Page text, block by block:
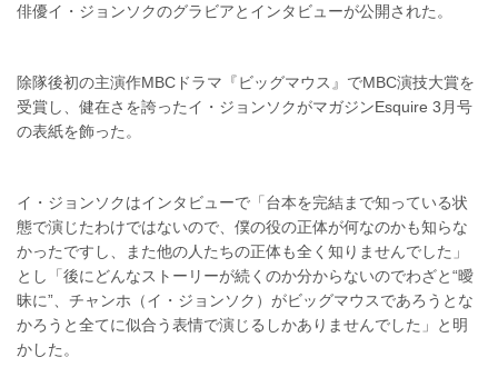
俳優イ・ジョンソクのグラビアとインタビューが公開された。
除隊後初の主演作MBCドラマ『ビッグマウス』でMBC演技大賞を
受賞し、健在さを誇ったイ・ジョンソクがマガジンEsquire 3月号
の表紙を飾った。
イ・ジョンソクはインタビューで「台本を完結まで知っている状
態で演じたわけではないので、僕の役の正体が何なのかも知らな
かったですし、また他の人たちの正体も全く知りませんでした」
とし「後にどんなストーリーが続くのか分からないのでわざと“曖
昧に”、チャンホ（イ・ジョンソク）がビッグマウスであろうとな
かろうと全てに似合う表情で演じるしかありませんでした」と明
かした。